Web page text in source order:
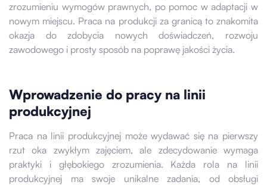
zrozumieniu wymogów prawnych, po pomoc w adaptacji w
nowym miejscu. Praca na produkcji za granicą to znakomita
okazja do zdobycia nowych doświadczeń, rozwoju
zawodowego i prosty sposób na poprawę jakości życia.
Wprowadzenie do pracy na linii
produkcyjnej
Praca na linii produkcyjnej może wydawać się na pierwszy
rzut oka zwykłym zajęciem, ale zdecydowanie wymaga
praktyki i głębokiego zrozumienia. Każda rola na linii
produkcyjnej ma swoje unikalne zadania, od obsługi